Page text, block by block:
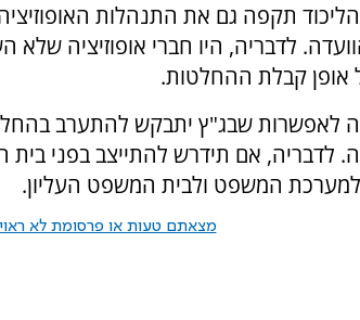
תקפה גם את התנהלות
לדבריה, היו חברי אופוזיציה
אופן קבלת ההחלטות.
לאפשרות שבג"ץ יתבקש להתערב
לדבריה, אם תידרש להתייצב בפני
למערכת המשפט ולבית המשפט העליון.
מצאתם טעות או פרסומת לא